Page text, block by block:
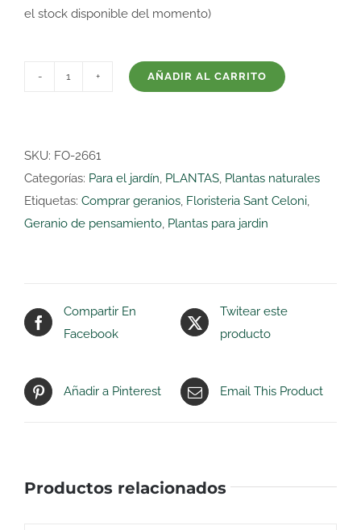
el stock disponible del momento)
M14
cantidad
AÑADIR AL CARRITO
SKU: FO-2661
Categorías: Para el jardín PLANTAS Plantas naturales
Etiquetas: Comprar geranios Floristeria Sant Celoni
Geranio de pensamiento Plantas para jardin
Compartir En
Facebook
Twitear este
producto
Añadir a Pinterest Email This Product
Productos relacionados